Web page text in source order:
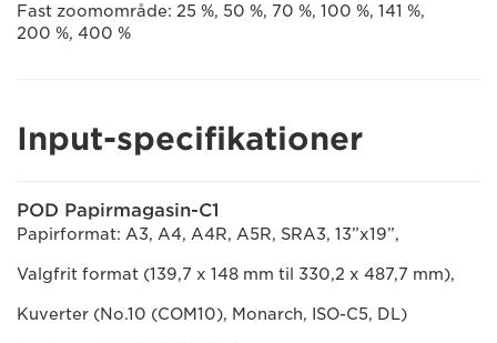
Fast zoomområde: 25 %, 50 %, 70 %, 100 %, 141 %,
200 %, 400 %
Input-specifikationer
POD Papirmagasin-C1
Papirformat: A3, A4, A4R, A5R, SRA3, 13”x19”,
Valgfrit format (139,7 x 148 mm til 330,2 x 487,7 mm),
Kuverter (No.10 (COM10), Monarch, ISO-C5, DL)